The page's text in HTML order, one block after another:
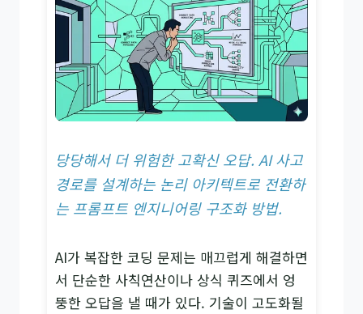
당당해서 더 위험한 고확신 오답. AI 사고
경로를 설계하는 논리 아키텍트로 전환하
는 프롬프트 엔지니어링 구조화 방법.
AI가 복잡한 코딩 문제는 매끄럽게 해결하면
서 단순한 사칙연산이나 상식 퀴즈에서 엉
뚱한 오답을 낼 때가 있다. 기술이 고도화될